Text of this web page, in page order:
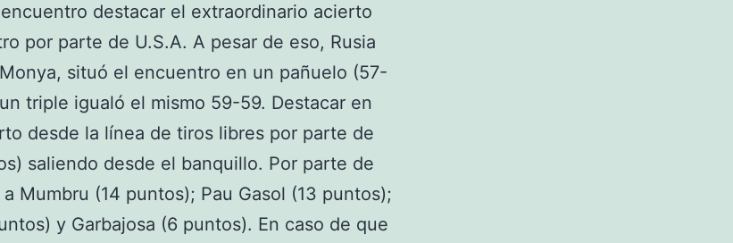
destacar el extraordinario acierto
por parte de U.S.A. A pesar de eso, Rusia
situó el encuentro en un pañuelo (57-
triple igualó el mismo 59-59. Destacar en
desde la línea de tiros libres por parte de
saliendo desde el banquillo. Por parte de
Mumbru (14 puntos); Pau Gasol (13 puntos);
y Garbajosa (6 puntos). En caso de que